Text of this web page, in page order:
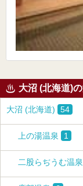
大沼 (北海道)
大沼 (北海道) 54
上の湯温泉 1
二股らぢうむ温泉